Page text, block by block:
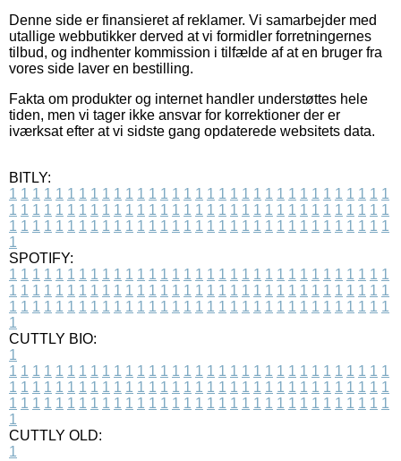
Denne side er finansieret af reklamer. Vi samarbejder med
utallige webbutikker derved at vi formidler forretningernes
tilbud, og indhenter kommission i tilfælde af at en bruger fra
vores side laver en bestilling.
Fakta om produkter og internet handler understøttes hele
tiden, men vi tager ikke ansvar for korrektioner der er
iværksat efter at vi sidste gang opdaterede websitets data.
BITLY:
1 1 1 1 1 1 1 1 1 1 1 1 1 1 1 1 1 1 1 1 1 1 1 1 1 1 1 1 1 1 1 1 1
1 1 1 1 1 1 1 1 1 1 1 1 1 1 1 1 1 1 1 1 1 1 1 1 1 1 1 1 1 1 1 1 1
1 1 1 1 1 1 1 1 1 1 1 1 1 1 1 1 1 1 1 1 1 1 1 1 1 1 1 1 1 1 1 1 1
1
SPOTIFY:
1 1 1 1 1 1 1 1 1 1 1 1 1 1 1 1 1 1 1 1 1 1 1 1 1 1 1 1 1 1 1 1 1
1 1 1 1 1 1 1 1 1 1 1 1 1 1 1 1 1 1 1 1 1 1 1 1 1 1 1 1 1 1 1 1 1
1 1 1 1 1 1 1 1 1 1 1 1 1 1 1 1 1 1 1 1 1 1 1 1 1 1 1 1 1 1 1 1 1
1
CUTTLY BIO:
1
1 1 1 1 1 1 1 1 1 1 1 1 1 1 1 1 1 1 1 1 1 1 1 1 1 1 1 1 1 1 1 1 1
1 1 1 1 1 1 1 1 1 1 1 1 1 1 1 1 1 1 1 1 1 1 1 1 1 1 1 1 1 1 1 1 1
1 1 1 1 1 1 1 1 1 1 1 1 1 1 1 1 1 1 1 1 1 1 1 1 1 1 1 1 1 1 1 1 1
1
CUTTLY OLD:
1